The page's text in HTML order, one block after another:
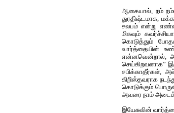
ஆகையால், நம்
துரதிஷ்டமாக,
சுலபம் என்று
மிகவும்
கொடுத்தும்
வார்த்தையின்
என்னவென்றால்,
செய்கிறவனாக”
சபிக்காதீர்கள்,
கிறிஸ்தவராக
கொடுக்கும்
அவரை நாம் அடைக்க
இயேசுவின்